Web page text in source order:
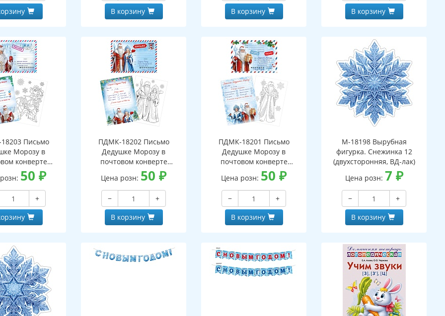
В корзину
В корзину
В корзину
Письмо
Морозу в
конверте
письмо с текстом
на обороте,
фигурка)
50₽
+
ПДМК-18202 Письмо
Дедушке Морозу в
почтовом конверте
(конверт, письмо с текстом
и раскраской на обороте,
вырубная фигурка)
Цена розн: 50₽
−
+
В корзину
ПДМК-18201 Письмо
Дедушке Морозу в
почтовом конверте
(конверт, письмо с текстом
и раскраской на обороте,
вырубная фигурка)
Цена розн: 50₽
−
+
В корзину
М-18198 Вырубная
фигурка. Снежинка 12
(двухсторонняя, ВД-лак)
Цена розн: 7 ₽
−
+
В корзину